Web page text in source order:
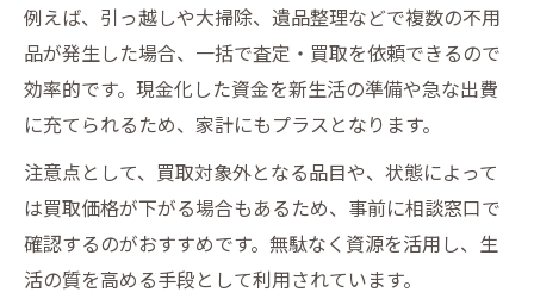
例えば、引っ越しや大掃除、遺品整理などで複数の不用
品が発生した場合、一括で査定・買取を依頼できるので
効率的です。現金化した資金を新生活の準備や急な出費
に充てられるため、家計にもプラスとなります。
注意点として、買取対象外となる品目や、状態によって
は買取価格が下がる場合もあるため、事前に相談窓口で
確認するのがおすすめです。無駄なく資源を活用し、生
活の質を高める手段として利用されています。